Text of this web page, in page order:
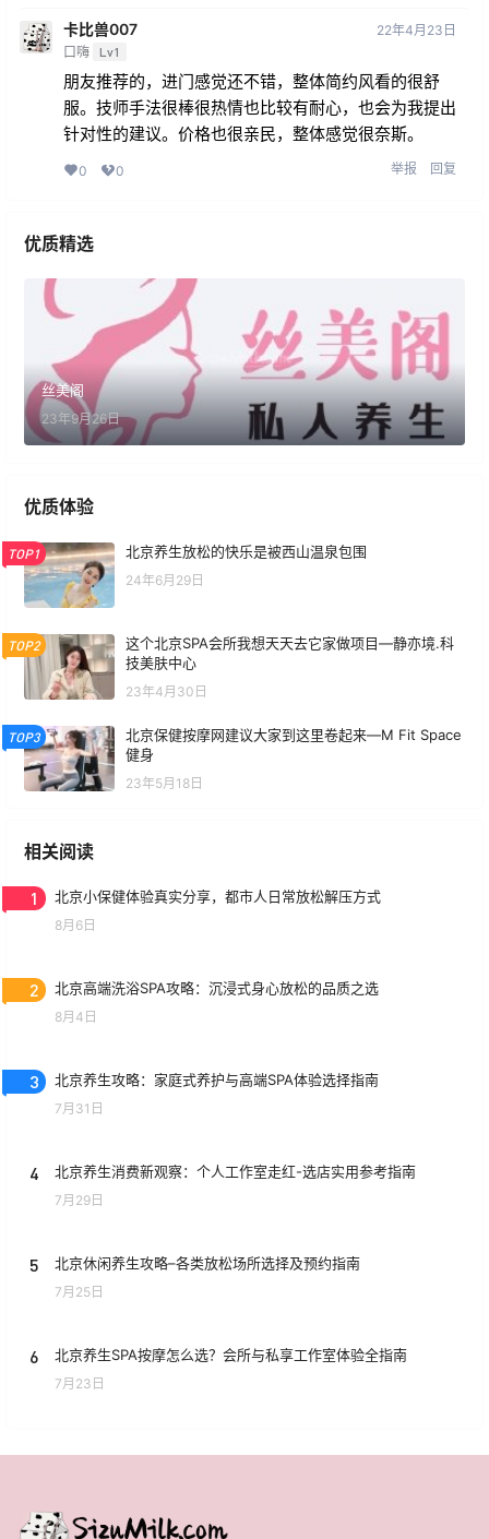
卡比兽007
口嗨 Lv1
22年4月23日
朋友推荐的，进门感觉还不错，整体简约风看的很舒
服。技师手法很棒很热情也比较有耐心，也会为我提出
针对性的建议。价格也很亲民，整体感觉很奈斯。
0 0 举报 回复
优质精选
丝美阁
23年9月26日
优质体验
TOP1 北京养生放松的快乐是被西山温泉包围
24年6月29日
TOP2
这个北京SPA会所我想天天去它家做项目—静亦境.科
技美肤中心
23年4月30日
TOP3
北京保健按摩网建议大家到这里卷起来—M Fit Space
健身
23年5月18日
相关阅读
1 北京小保健体验真实分享，都市人日常放松解压方式
8月6日
2 北京高端洗浴SPA攻略：沉浸式身心放松的品质之选
8月4日
3 北京养生攻略：家庭式养护与高端SPA体验选择指南
7月31日
4 北京养生消费新观察：个人工作室走红-选店实用参考指南
7月29日
5 北京休闲养生攻略–各类放松场所选择及预约指南
7月25日
6 北京养生SPA按摩怎么选？会所与私享工作室体验全指南
7月23日